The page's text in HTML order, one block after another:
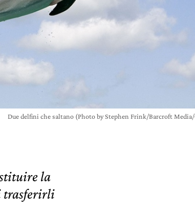
Due delfini che saltano (Photo by Stephen Frink/Barcroft
la
trasferirli